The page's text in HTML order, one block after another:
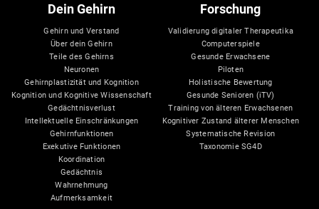
Dein Gehirn
Gehirn und Verstand
Über dein Gehirn
Teile des Gehirns
Neuronen
Gehirnplastizität und Kognition
Kognition und Kognitive Wissenschaft
Gedächtnisverlust
Intellektuelle Einschränkungen
Gehirnfunktionen
Exekutive Funktionen
Koordination
Gedächtnis
Wahrnehmung
Aufmerksamkeit
Forschung
Validierung digitaler Therapeutika
Computerspiele
Gesunde Erwachsene
Piloten
Holistische Bewertung
Gesunde Senioren (iTV)
Training von älteren Erwachsenen
Kognitiver Zustand älterer Menschen
Systematische Revision
Taxonomie SG4D